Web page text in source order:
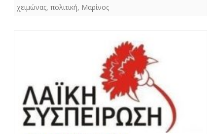
χειμώνας, πολιτική, Μαρίνος